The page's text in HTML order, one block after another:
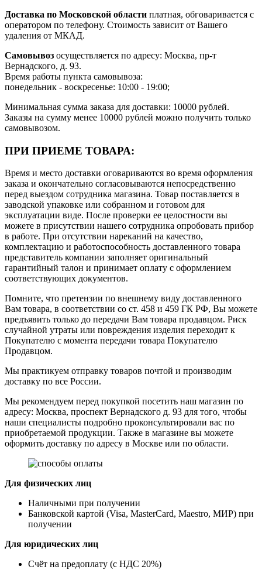
Доставка по Московской области платная, обговаривается с
оператором по телефону. Стоимость зависит от Вашего
удаления от МКАД.
Самовывоз осуществляется по адресу: Москва, пр-т
Вернадского, д. 93.
Время работы пункта самовывоза:
понедельник - воскресенье: 10:00 - 19:00;
Минимальная сумма заказа для доставки: 10000 рублей.
Заказы на сумму менее 10000 рублей можно получить только
самовывозом.
ПРИ ПРИЕМЕ ТОВАРА:
Время и место доставки оговариваются во время оформления
заказа и окончательно согласовываются непосредственно
перед выездом сотрудника магазина. Товар поставляется в
заводской упаковке или собранном и готовом для
эксплуатации виде. После проверки ее целостности вы
можете в присутствии нашего сотрудника опробовать прибор
в работе. При отсутствии нареканий на качество,
комплектацию и работоспособность доставленного товара
представитель компании заполняет оригинальный
гарантийный талон и принимает оплату с оформлением
соответствующих документов.
Помните, что претензии по внешнему виду доставленного
Вам товара, в соответствии со ст. 458 и 459 ГК РФ, Вы можете
предъявить только до передачи Вам товара продавцом. Риск
случайной утраты или повреждения изделия переходит к
Покупателю с момента передачи товара Покупателю
Продавцом.
Мы практикуем отправку товаров почтой и производим
доставку по все России.
Мы рекомендуем перед покупкой посетить наш магазин по
адресу: Москва, проспект Вернадского д. 93 для того, чтобы
наши специалисты подробно проконсультировали вас по
приобретаемой продукции. Также в магазине вы можете
оформить доставку по адресу в Москве или по области.
Для физических лиц
Наличными при получении
Банковской картой (Visa, MasterCard, Maestro, МИР) при
получении
Для юридических лиц
Счёт на предоплату (с НДС 20%)